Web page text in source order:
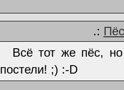
.:
Всё тот же пёс,
постели! ;) :-D